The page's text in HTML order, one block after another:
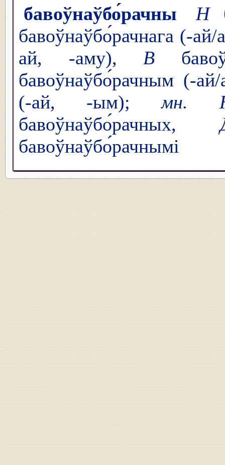
бавоўнаўбо́рачны Н
бавоўнаўбо́рачнага (-
ай, -аму), В
бавоўнаўбо́рачным (-
(-ай, -ым);мн.
бавоўнаўбо́рачных,
бавоўнаўбо́рачнымі